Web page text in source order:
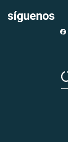
síguenos